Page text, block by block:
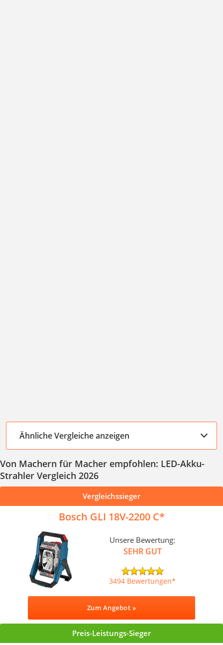
Ähnliche Vergleiche anzeigen
Von Machern für Macher empfohlen: LED-Akku-
Strahler Vergleich 2026
Vergleichssieger
Bosch GLI 18V-2200 C
Unsere Bewertung:
SEHR GUT
3494 Bewertungen
Zum Angebot »
Preis-Leistungs-Sieger